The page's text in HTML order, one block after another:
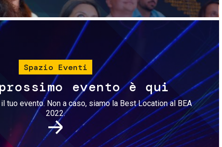
Immagine
Spazio Eventi
evento è qui
tuo evento. Non a caso, siamo la Best Location al BEA
2022.